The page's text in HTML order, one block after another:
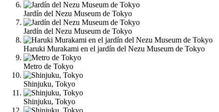
Jardín del Nezu Museum de Tokyo
Jardín del Nezu Museum de Tokyo
Haruki Murakami en el jardín del Nezu Museum de Tokyo
Metro de Tokyo
Shinjuku, Tokyo
Shinjuku, Tokyo